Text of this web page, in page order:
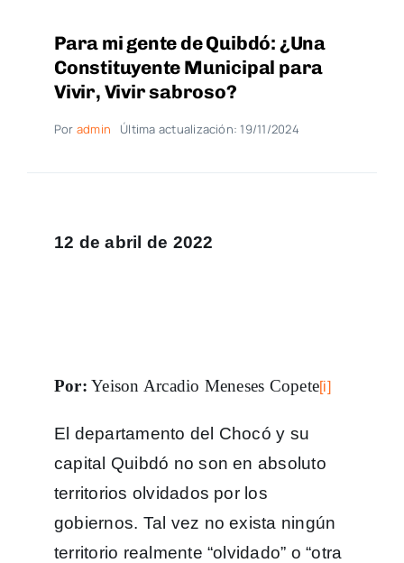
Para mi gente de Quibdó: ¿Una
Constituyente Municipal para
Vivir, Vivir sabroso?
Por admin Última actualización: 19/11/2024
12 de abril de 2022
Por: Yeison Arcadio Meneses Copete[i]
El departamento del Chocó y su
capital Quibdó no son en absoluto
territorios olvidados por los
gobiernos. Tal vez no exista ningún
territorio realmente “olvidado” o “otra